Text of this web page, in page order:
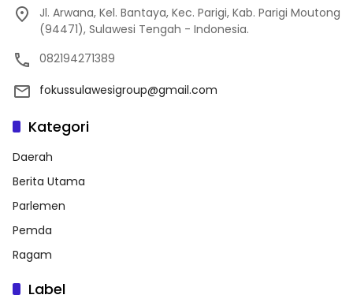
Jl. Arwana, Kel. Bantaya, Kec. Parigi, Kab. Parigi Moutong
(94471), Sulawesi Tengah - Indonesia.
082194271389
fokussulawesigroup@gmail.com
Kategori
Daerah
Berita Utama
Parlemen
Pemda
Ragam
Label